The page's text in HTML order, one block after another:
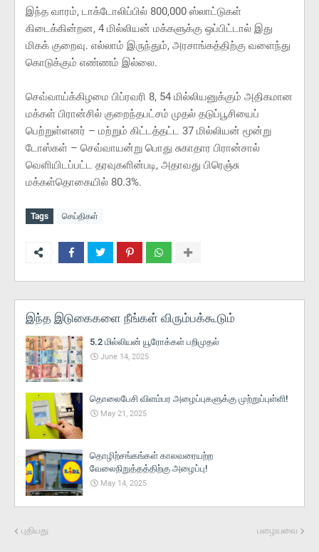
இந்த வாரம், டாக்டோலிப்பில் 800,000 ஸ்லாட்டுகள்
கிடைக்கின்றன, 4 மில்லியன் மக்களுக்கு ஒப்பிட்டால் இது
மிகக் குறைவு. எல்லாம் இருந்தும், அரசாங்கத்திற்கு வளைந்து
கொடுக்கும் எண்ணம் இல்லை.
செவ்வாய்க்கிழமை பிப்ரவரி 8, 54 மில்லியனுக்கும் அதிகமான
மக்கள் பிரான்சில் குறைந்தபட்சம் முதல் தடுப்பூசியைப்
பெற்றுள்ளனர் – மற்றும் கிட்டத்தட்ட 37 மில்லியன் மூன்று
டோஸ்கள் – செவ்வாயன்று பொது சுகாதார பிரான்சால்
வெளியிடப்பட்ட தரவுகளின்படி, அதாவது பிரெஞ்சு
மக்கள்தொகையில் 80.3%.
Tags செய்திகள்
இந்த இடுகைகளை நீங்கள் விரும்பக்கூடும்
5.2 மில்லியன் யூரோக்கள் பறிமுதல்
June 14, 2025
தொலைபேசி விளம்பர அழைப்புகளுக்கு முற்றுப்புள்ளி!
May 21, 2025
தொழிற்சங்கங்கள் காலவரையற்ற
வேலைநிறுத்தத்திற்கு அழைப்பு!
May 14, 2025
புதியது பழையவை